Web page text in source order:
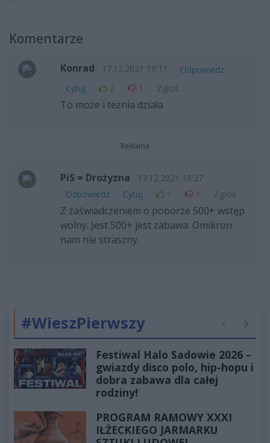
Komentarze
Konrad 17.12.2021 19:11
Odpowiedz
Cytuj
2 1 Zgłoś
To może i teżnia działa
Reklama
PiS = Drożyzna
17.12.2021 18:27
Odpowiedz
Cytuj 1 1 Zgłoś
Z zaświadczeniem o poborze 500+ wstęp
wolny. Jest 500+ jest zabawa. Omikron
nam nie straszny.
#WieszPierwszy Poprzednie
Festiwal Halo Sadowie 2026 –
gwiazdy disco polo, hip-hopu i
dobra zabawa dla całej
rodziny!
PROGRAM RAMOWY XXXI
IŁŻECKIEGO JARMARKU